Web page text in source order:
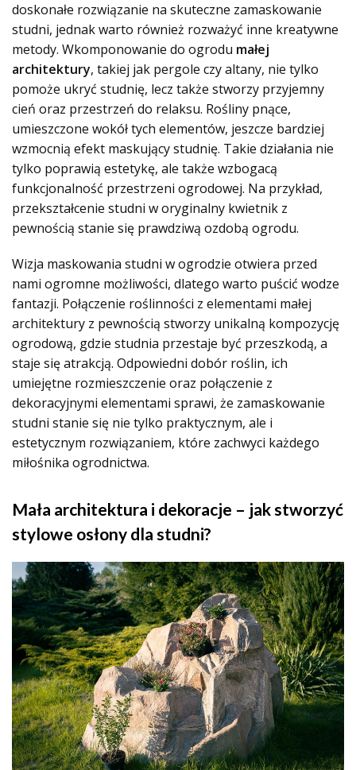
doskonałe rozwiązanie na skuteczne zamaskowanie
studni, jednak warto również rozważyć inne kreatywne
metody. Wkomponowanie do ogrodu małej
architektury, takiej jak pergole czy altany, nie tylko
pomoże ukryć studnię, lecz także stworzy przyjemny
cień oraz przestrzeń do relaksu. Rośliny pnące,
umieszczone wokół tych elementów, jeszcze bardziej
wzmocnią efekt maskujący studnię. Takie działania nie
tylko poprawią estetykę, ale także wzbogacą
funkcjonalność przestrzeni ogrodowej. Na przykład,
przekształcenie studni w oryginalny kwietnik z
pewnością stanie się prawdziwą ozdobą ogrodu.
Wizja maskowania studni w ogrodzie otwiera przed
nami ogromne możliwości, dlatego warto puścić wodze
fantazji. Połączenie roślinności z elementami małej
architektury z pewnością stworzy unikalną kompozycję
ogrodową, gdzie studnia przestaje być przeszkodą, a
staje się atrakcją. Odpowiedni dobór roślin, ich
umiejętne rozmieszczenie oraz połączenie z
dekoracyjnymi elementami sprawi, że zamaskowanie
studni stanie się nie tylko praktycznym, ale i
estetycznym rozwiązaniem, które zachwyci każdego
miłośnika ogrodnictwa.
Mała architektura i dekoracje – jak stworzyć
stylowe osłony dla studni?